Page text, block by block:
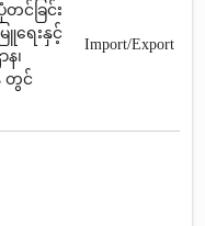
တင်ခြင်း
ြူရေးနှင့်
န၊
တွင်
Import/Export